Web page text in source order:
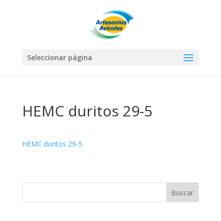
Seleccionar página
HEMC duritos 29-5
HEMC duritos 29-5